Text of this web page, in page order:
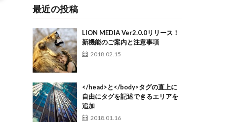
最近の投稿
LION MEDIA Ver2.0.0リリース！
新機能のご案内と注意事項
2018.02.15
</head>と</body>タグの直上に
自由にタグを記述できるエリアを
追加
2018.01.16